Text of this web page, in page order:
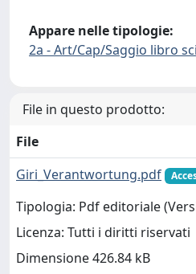
Appare nelle tipologie:
2a - Art/Cap/Saggio libro
File in questo prodotto:
File
Giri_Verantwortung.pdf
Tipologia: Pdf editoriale
Licenza: Tutti i diritti riservati
Dimensione 426.84 kB